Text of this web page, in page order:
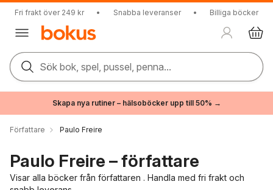
Fri frakt över 249 kr • Snabba leveranser • Billiga böcker
Sök bok, spel, pussel, penna...
Skapa nya rutiner – hälsoböcker upp till 50% →
Författare Paulo Freire
Paulo Freire – författare
Visar alla böcker från författaren . Handla med fri frakt och